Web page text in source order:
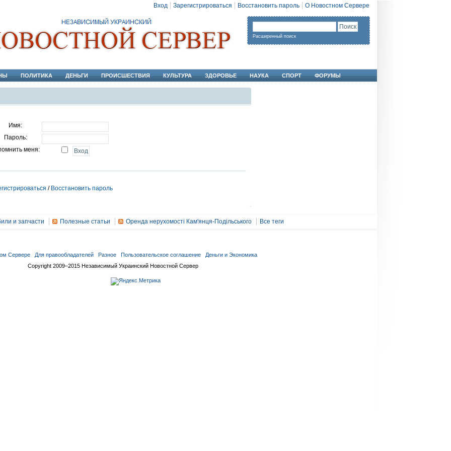
Вход Зарегистрироваться Восстановить пароль О Новостном Сервере
Расширенный поиск
ПОЛИТИКА ДЕНЬГИ ПРОИСШЕСТВИЯ КУЛЬТУРА ЗДОРОВЬЕ НАУКА СПОРТ ФОРУМЫ
Имя:
Пароль:
меня:
/ Восстановить пароль
и запчасти Полезные статьи Оренда нерухомості Кам'янця-Подільського Все теги
Сервере Для правообладателей Разное Пользовательское соглашение
Деньги и Экономика
Copyright 2009–2015 Независимый Украинский Новостной Сервер